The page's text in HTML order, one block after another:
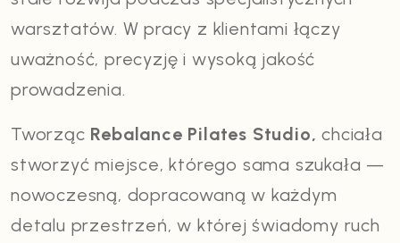
warsztatów. W pracy z klientami łączy
uważność, precyzję i wysoką jakość
prowadzenia.
Tworząc Rebalance Pilates Studio, chciała
stworzyć miejsce, którego sama szukała —
nowoczesną, dopracowaną w każdym
detalu przestrzeń, w której świadomy ruch